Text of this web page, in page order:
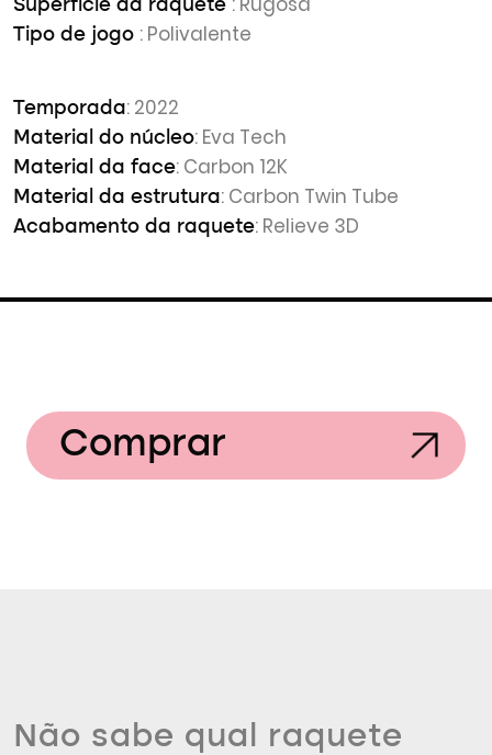
Superfície da raquete
Tipo de jogo : Polivalente
Temporada: 2022
Material do núcleo: Eva Tech
Material da face: Carbon 12K
Material da estrutura: Carbon Twin Tube
Acabamento da raquete: Relieve 3D
Comprar
Não sabe qual raquete